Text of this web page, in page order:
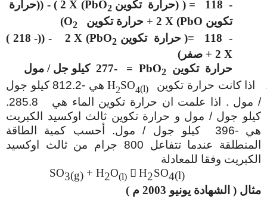
- 118 = ( (حرارة تكوين PbO2
)
X
2 ) - ((حرارة
تكوين PbO
)
X
O2
)
- 118 =
)حرارة تكوين PbO2
)
X
2
- ((- 218 )
X
حرارة تكوين
PbO2
=
277- كيلو جل / مول
اذا كانت حرارة تكوين
H2SO4(l)
هي -812.2 كيلو جول
/ مول . اذا علمت ان حرارة تكوين الماء هي 285.8.
كيلو جول / مول و حرارة تكوين ثالث اوكسيد الكبريت
هي -396 كيلو جول / مول. أحسب كمية الطاقة
المنطلقة عندما تتفاعل 800 جرام من ثالث اوكسيد
الكبريت وفقا للمعادلة
SO3(g) + H2O(l)  H2SO4(l)
مثال ( الشهادة يونيو 2003 م )